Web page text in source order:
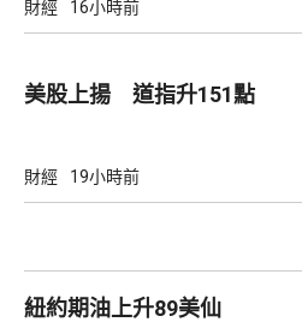
財經 16小時前
美股上揚 道指升151點
財經 19小時前
紐約期油上升89美仙